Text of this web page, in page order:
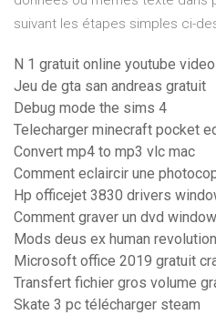
suivant les étapes simples ci-
N 1 gratuit online youtube
Jeu de gta san andreas gratuit
Debug mode the sims 4
Telecharger minecraft pocket
Convert mp4 to mp3 vlc mac
Comment eclaircir une
Hp officejet 3830 drivers
Comment graver un dvd
Mods deus ex human
Microsoft office 2019 gratuit
Transfert fichier gros volume
Skate 3 pc télécharger steam